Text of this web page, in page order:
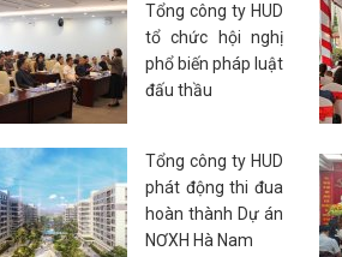
Tổng công ty HUD
tổ chức hội nghị
phổ biến pháp luật
đấu thầu
Tổng công ty HUD
phát động thi đua
hoàn thành Dự án
NƠXH Hà Nam